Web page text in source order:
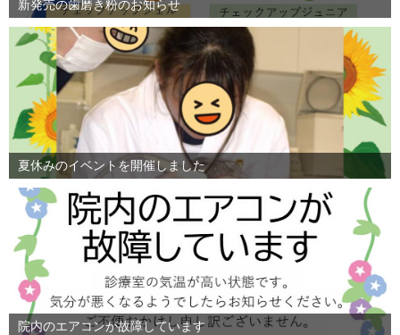
新発売の歯磨き粉のお知らせ
夏休みのイベントを開催しました
院内のエアコンが故障しています